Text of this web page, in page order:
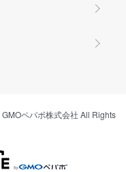
GMOペパボ株式会社 All Rights